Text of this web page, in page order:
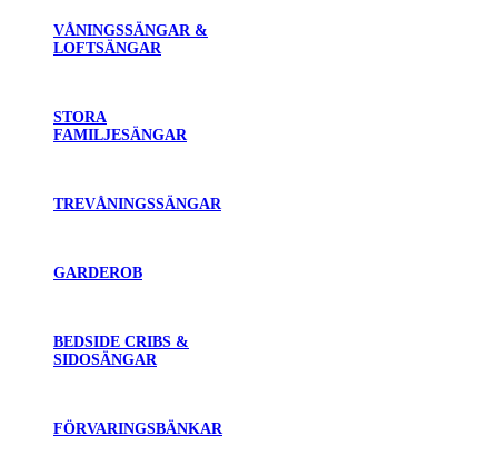
VÅNINGSSÄNGAR &
LOFTSÄNGAR
STORA
FAMILJESÄNGAR
TREVÅNINGSSÄNGAR
GARDEROB
BEDSIDE CRIBS &
SIDOSÄNGAR
FÖRVARINGSBÄNKAR